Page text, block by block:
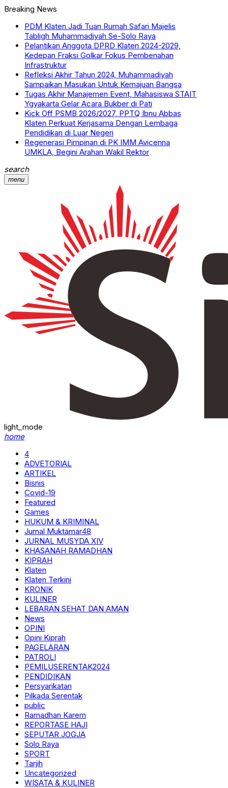
Breaking News
PDM Klaten Jadi Tuan Rumah Safari Majelis
Tabligh Muhammadiyah Se-Solo Raya
Pelantikan Anggota DPRD Klaten 2024-2029,
Kedepan Fraksi Golkar Fokus Pembenahan
Infrastruktur
Refleksi Akhir Tahun 2024, Muhammadiyah
Sampaikan Masukan Untuk Kemajuan Bangsa
Tugas Akhir Manajemen Event, Mahasiswa STAIT
Ygyakarta Gelar Acara Bukber di Pati
Kick Off PSMB 2026/2027, PPTQ Ibnu Abbas
Klaten Perkuat Kerjasama Dengan Lembaga
Pendidikan di Luar Negeri
Regenerasi Pimpinan di PK IMM Avicenna
UMKLA, Begini Arahan Wakil Rektor
search
menu
light_mode
home
4
ADVETORIAL
ARTIKEL
Bisnis
Covid-19
Featured
Games
HUKUM & KRIMINAL
Jurnal Muktamar48
JURNAL MUSYDA XIV
KHASANAH RAMADHAN
KIPRAH
Klaten
Klaten Terkini
KRONIK
KULINER
LEBARAN SEHAT DAN AMAN
News
OPINI
Opini Kiprah
PAGELARAN
PATROLI
PEMILUSERENTAK2024
PENDIDIKAN
Persyarikatan
Pilkada Serentak
public
Ramadhan Karem
REPORTASE HAJI
SEPUTAR JOGJA
Solo Raya
SPORT
Tarjih
Uncategorized
WISATA & KULINER